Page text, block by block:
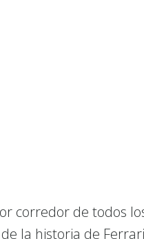
corredor de todos
la historia de